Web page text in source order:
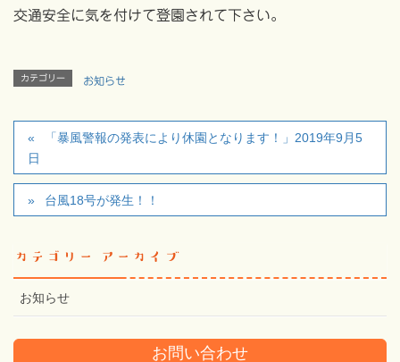
交通安全に気を付けて登園されて下さい。
カテゴリー お知らせ
「暴風警報の発表により休園となります！」2019年9月5
日
台風18号が発生！！
カテゴリー アーカイブ
お知らせ
お問い合わせ